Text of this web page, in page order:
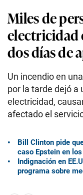
Miles de
electricidad
dos días de
Un incendio en
por la tarde dejó a
electricidad,
afectado el
Bill Clinton pide
caso Epstein en
Indignación en
programa sobre